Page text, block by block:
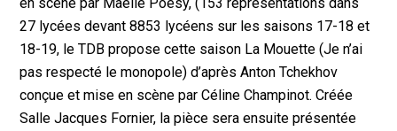
27 lycées devant 8853 lycéens sur les saisons 17-18 et
18-19, le TDB propose cette saison La Mouette (Je n’ai
pas respecté le monopole) d’après Anton Tchekhov
conçue et mise en scène par Céline Champinot. Créée
Salle Jacques Fornier, la pièce sera ensuite présentée